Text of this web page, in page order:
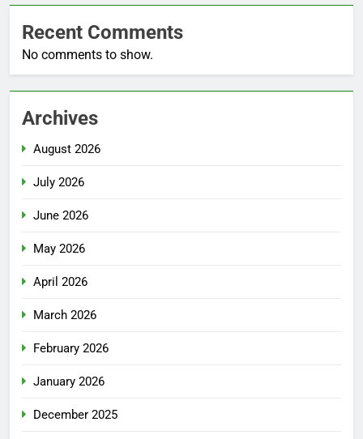
Recent Comments
No comments to show.
Archives
August 2026
July 2026
June 2026
May 2026
April 2026
March 2026
February 2026
January 2026
December 2025